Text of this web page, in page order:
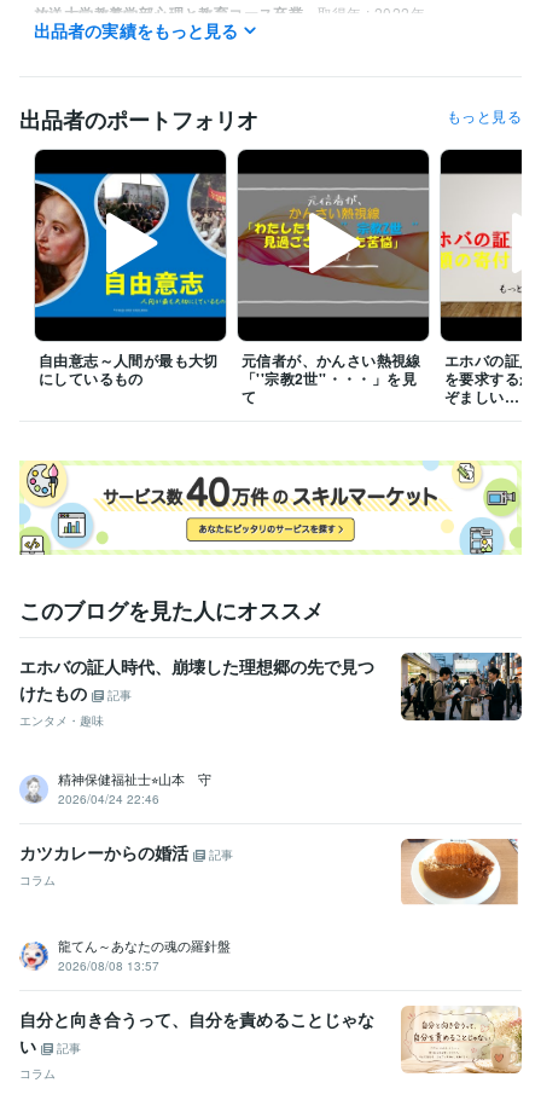
放送大学教養学部心理と教育コース卒業 取得年 : 2022年
調理師免許 取得年 : 1990年
小型移動式クレーン講習修了 取得年 : 1994年
得意分野
悩み相談・カウンセリング 宗教２世の悩みを聴きます 解離性障害・
DIDの方の悩みを聴きます 引きこもりの方の悩みを聴きます
い方の悩みを聴きます
嫌と言えない方の悩みを聴きます
に疲れた方の悩みを聴きます
自傷がやめられない方の悩みを聴きま
す
不登校だった方の悩みを聴きます
毒親の元で育った方のお話を聴
きます
〇〇〇がやめられない方のお話を聴きます
心理 親子関係 宗教
出品者の実績をもっと見る
出品者のポートフォリオ もっと見る
自由意志～人間が最も大切
にしているもの
元信者が、かんさい熱視線
「''宗教2世''・・・」を見
て
エホバの証人
を要求するか
ぞましい…
このブログを見た人にオススメ
エホバの証人時代、崩壊した理想郷の先で見つ
けたもの
記事
エンタメ・趣味
精神保健福祉士⭐︎山本 守
2026/04/24 22:46
カツカレーからの婚活
記事
コラム
龍てん～あなたの魂の羅針盤
2026/08/08 13:57
自分と向き合うって、自分を責めることじゃな
い
記事
コラム